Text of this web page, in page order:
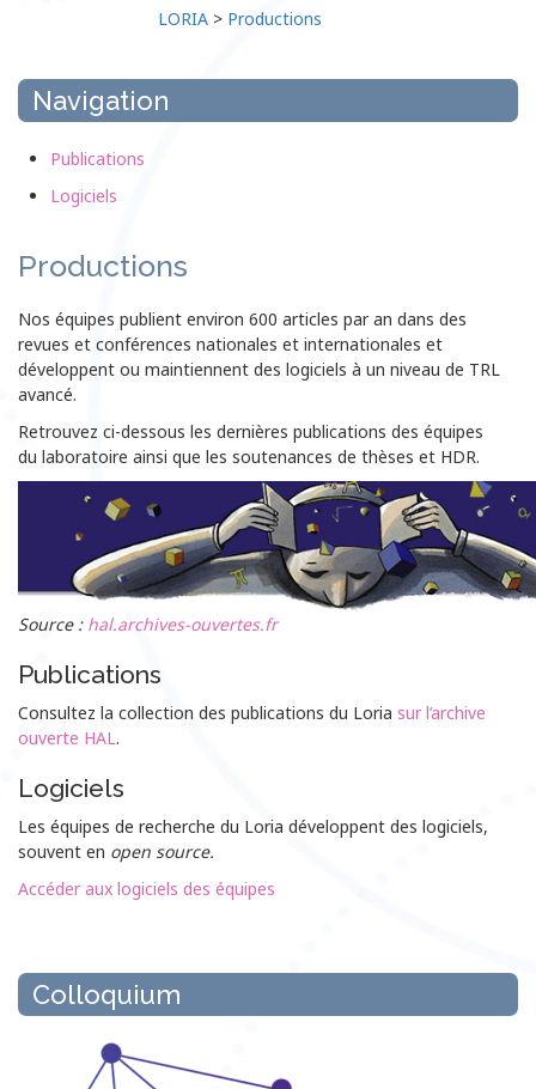
LORIA > Productions
Navigation
Publications
Logiciels
Productions
Nos équipes publient environ 600 articles par an dans des
revues et conférences nationales et internationales et
développent ou maintiennent des logiciels à un niveau de TRL
avancé.
Retrouvez ci-dessous les dernières publications des équipes
du laboratoire ainsi que les soutenances de thèses et HDR.
Source : hal.archives-ouvertes.fr
Publications
Consultez la collection des publications du Loria sur l’archive
ouverte HAL.
Logiciels
Les équipes de recherche du Loria développent des logiciels,
souvent en open source.
Accéder aux logiciels des équipes
Colloquium